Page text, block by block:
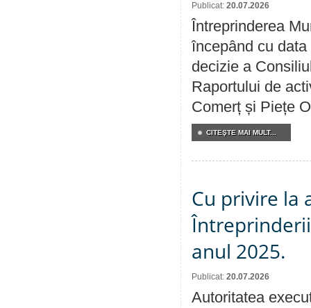
Publicat: 20.07.2026
Întreprinderea
începând cu
decizie a
Raportului de
Comerț și Piețe
CITEŞTE MAI MULT...
Cu privire la
anul 2025.
Publicat: 20.07.2026
Autoritatea